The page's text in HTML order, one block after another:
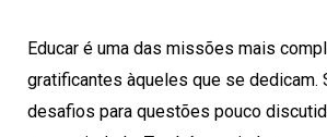
Educar é uma das missões mais
gratificantes àqueles que se dedicam.
desafios para questões pouco